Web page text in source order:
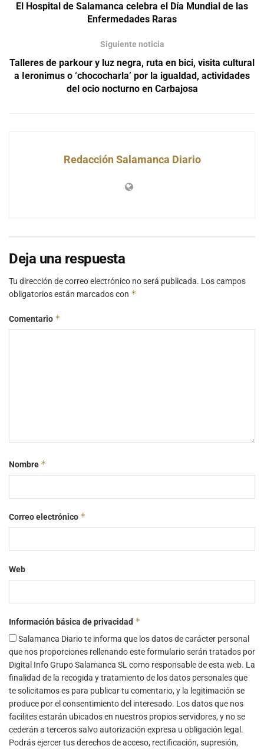
El Hospital de Salamanca celebra el Día Mundial de las
Enfermedades Raras
Siguiente noticia
Talleres de parkour y luz negra, ruta en bici, visita cultural
a Ieronimus o ‘chococharla’ por la igualdad, actividades
del ocio nocturno en Carbajosa
Redacción Salamanca Diario
Deja una respuesta
Tu dirección de correo electrónico no será publicada. Los campos
obligatorios están marcados con *
Comentario *
Nombre *
Correo electrónico *
Web
Información básica de privacidad *
Salamanca Diario te informa que los datos de carácter personal
que nos proporciones rellenando este formulario serán tratados por
Digital Info Grupo Salamanca SL como responsable de esta web. La
finalidad de la recogida y tratamiento de los datos personales que
te solicitamos es para publicar tu comentario, y la legitimación se
produce por el consentimiento del interesado. Los datos que nos
facilites estarán ubicados en nuestros propios servidores, y no se
cederán a terceros salvo autorización expresa u obligación legal.
Podrás ejercer tus derechos de acceso, rectificación, supresión,